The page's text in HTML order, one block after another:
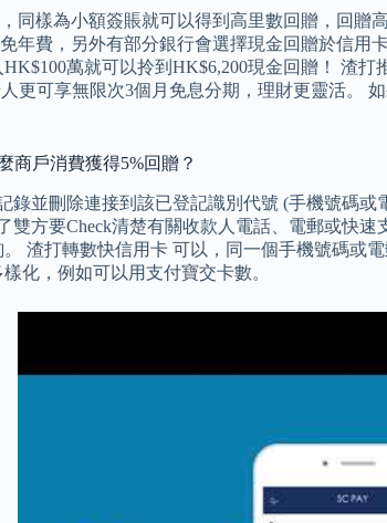
同樣為小額簽賬就可以得到高里數回贈，回贈
年費，另外有部分銀行會選擇現金回贈於信
萬就可以拎到HK$6,200現金回贈！ 渣
更可享無限次3個月免息分期，理財更靈活。
商戶消費獲得5%回贈？
錄並刪除連接到該已登記識別代號 (手機號碼
雙方要Check清楚有關收款人電話、電郵或快
渣打轉數快信用卡 可以，同一個手機號碼
化，例如可以用支付寶交卡數。